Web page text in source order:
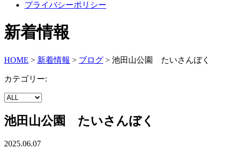
プライバシーポリシー
新着情報
HOME > 新着情報 > ブログ > 池田山公園 たいさんぼく
カテゴリー:
池田山公園 たいさんぼく
2025.06.07